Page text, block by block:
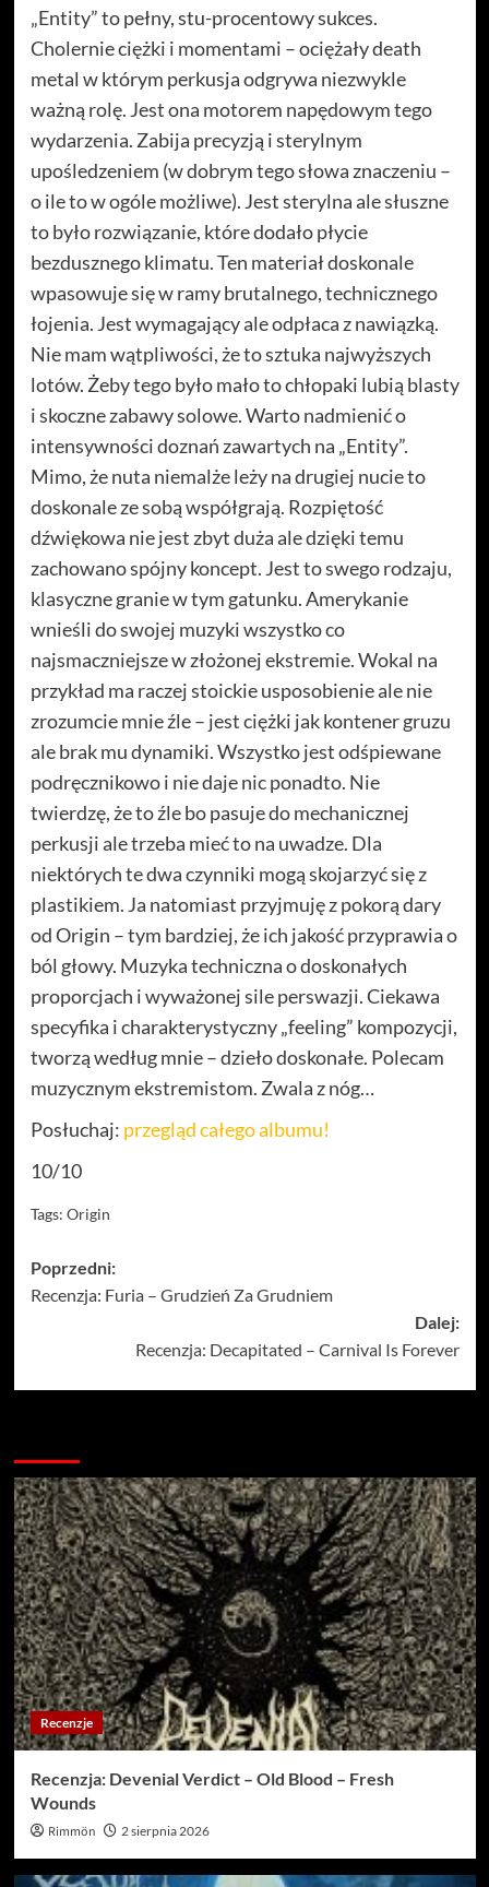
„Entity” to pełny, stu-procentowy sukces.
Cholernie ciężki i momentami – ociężały death
metal w którym perkusja odgrywa niezwykle
ważną rolę. Jest ona motorem napędowym tego
wydarzenia. Zabija precyzją i sterylnym
upośledzeniem (w dobrym tego słowa znaczeniu –
o ile to w ogóle możliwe). Jest sterylna ale słuszne
to było rozwiązanie, które dodało płycie
bezdusznego klimatu. Ten materiał doskonale
wpasowuje się w ramy brutalnego, technicznego
łojenia. Jest wymagający ale odpłaca z nawiązką.
Nie mam wątpliwości, że to sztuka najwyższych
lotów. Żeby tego było mało to chłopaki lubią blasty
i skoczne zabawy solowe. Warto nadmienić o
intensywności doznań zawartych na „Entity”.
Mimo, że nuta niemalże leży na drugiej nucie to
doskonale ze sobą współgrają. Rozpiętość
dźwiękowa nie jest zbyt duża ale dzięki temu
zachowano spójny koncept. Jest to swego rodzaju,
klasyczne granie w tym gatunku. Amerykanie
wnieśli do swojej muzyki wszystko co
najsmaczniejsze w złożonej ekstremie. Wokal na
przykład ma raczej stoickie usposobienie ale nie
zrozumcie mnie źle – jest ciężki jak kontener gruzu
ale brak mu dynamiki. Wszystko jest odśpiewane
podręcznikowo i nie daje nic ponadto. Nie
twierdzę, że to źle bo pasuje do mechanicznej
perkusji ale trzeba mieć to na uwadze. Dla
niektórych te dwa czynniki mogą skojarzyć się z
plastikiem. Ja natomiast przyjmuję z pokorą dary
od Origin – tym bardziej, że ich jakość przyprawia o
ból głowy. Muzyka techniczna o doskonałych
proporcjach i wyważonej sile perswazji. Ciekawa
specyfika i charakterystyczny „feeling” kompozycji,
tworzą według mnie – dzieło doskonałe. Polecam
muzycznym ekstremistom. Zwala z nóg…
Posłuchaj: przegląd całego albumu!
10/10
Tags: Origin
Zobacz
wpisy
Poprzedni:
Recenzja: Furia – Grudzień Za Grudniem
Dalej:
Recenzja: Decapitated – Carnival Is Forever
Recenzje
Recenzja: Devenial Verdict – Old Blood – Fresh
Wounds
Rimmön 2 sierpnia 2026